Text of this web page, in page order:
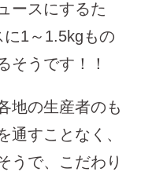
ースにするた
1～1.5kgもの
そうです！！
地の生産者のも
通すことなく、
うで、こだわり